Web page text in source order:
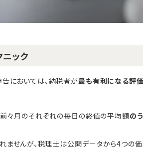
ック
においては、納税者が最も有利になる評
前々月のそれぞれの毎日の終値の平均額の
せんが、税理士は公開データから4つの